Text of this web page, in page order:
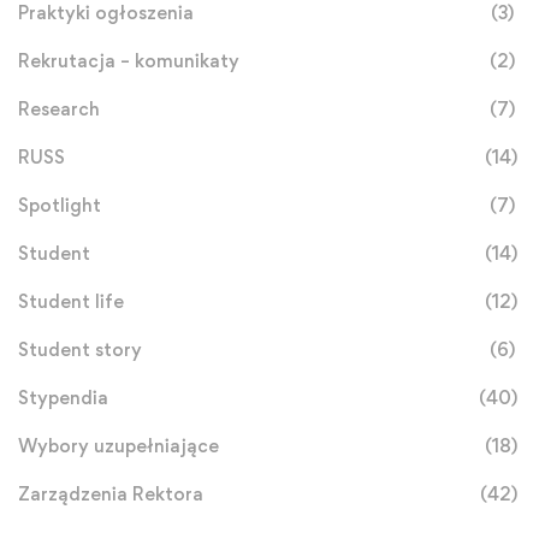
Praktyki ogłoszenia (3)
Rekrutacja – komunikaty (2)
Research (7)
RUSS (14)
Spotlight (7)
Student (14)
Student life (12)
Student story (6)
Stypendia (40)
Wybory uzupełniające (18)
Zarządzenia Rektora (42)